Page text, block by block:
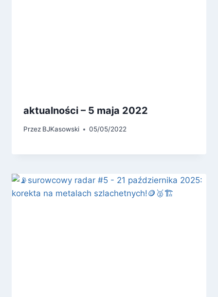
aktualności – 5 maja 2022
Przez BJKasowski 05/05/2022